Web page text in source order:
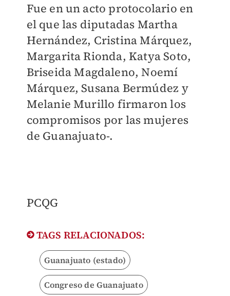
Fue en un acto protocolario en
el que las diputadas Martha
Hernández, Cristina Márquez,
Margarita Rionda, Katya Soto,
Briseida Magdaleno, Noemí
Márquez, Susana Bermúdez y
Melanie Murillo firmaron los
compromisos por las mujeres
de Guanajuato-.
PCQG
TAGS RELACIONADOS:
Guanajuato (estado)
Congreso de Guanajuato